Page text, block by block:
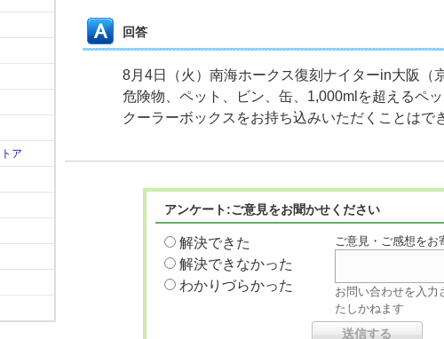
ア
回答
8月4日（火）南海ホークス復刻ナイターin大阪（
危険物、ペット、ビン、缶、1,000mlを超えるペッ
クーラーボックスをお持ち込みいただくことはで
アンケート:ご意見をお聞かせください
解決できた
解決できなかった
わかりづらかった
ご意見・ご感想をお
お問い合わせを入力
たしかねます